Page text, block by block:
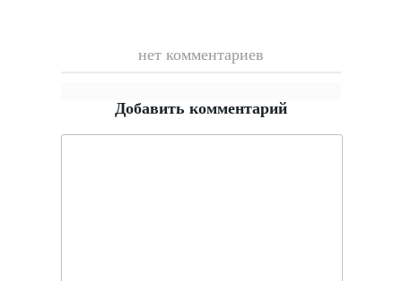
нет комментариев
Добавить комментарий